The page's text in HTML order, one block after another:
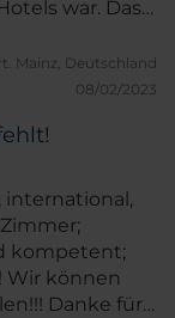
war. Das
weniger als
zu "warm",
wieder
Mainz, Deutschland
08/02/2023
international,
kompetent;
Wir können
Danke für